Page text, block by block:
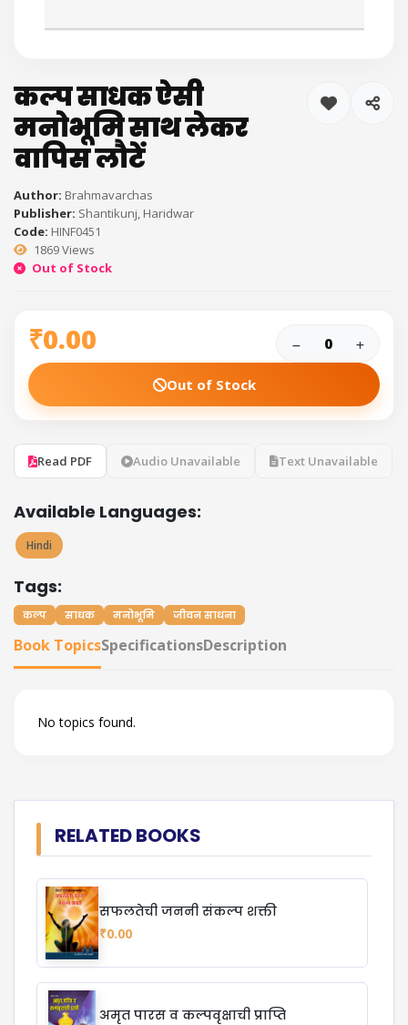
कल्प साधक ऐसी
मनोभूमि साथ लेकर
वापिस लौटें
Author: Brahmavarchas
Publisher: Shantikunj, Haridwar
Code: HINF0451
1869 Views
Out of Stock
₹0.00
Out of Stock
Read PDF Audio Unavailable Text Unavailable
Available Languages:
Hindi
Tags:
कल्प साधक मनोभूमि जीवन साधना
Book TopicsSpecificationsDescription
No topics found.
RELATED BOOKS
सफलतेची जननी संकल्प शक्ती
₹0.00
अमृत पारस व कल्पवृक्षाची प्राप्ति